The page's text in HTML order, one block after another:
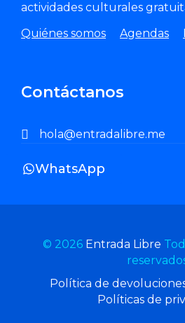
actividades culturales
Quiénes somos
Agendas
Contáctanos
hola@entradalibre.me
WhatsApp
© 2026 Entrada Libre
Política de
Políticas de